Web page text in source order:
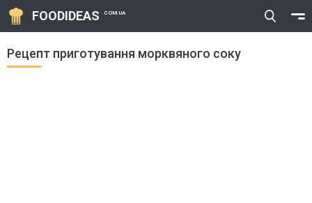
FOODIDEAS COM.UA
Рецепт приготування морквяного соку